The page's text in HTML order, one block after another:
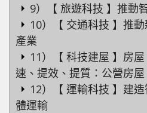
9）【 旅遊科技 】推動
10）【 交通科技 】推
產業
11）【 科技建屋 】房
速、提效、提質：公營房屋
12）【 運輸科技 】建
體運輸